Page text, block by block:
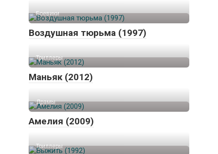
Боевики
Воздушная тюрьма (1997)
Триллеры
Маньяк (2012)
Драмы
Амелия (2009)
Триллеры